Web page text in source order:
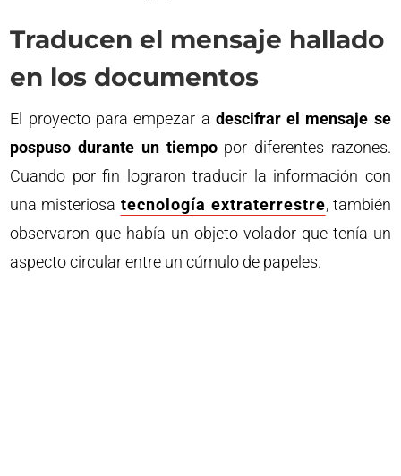
Traducen el mensaje hallado
en los documentos
El proyecto para empezar a descifrar el mensaje se
pospuso durante un tiempopor diferentes razones.
Cuando por fin lograron traducir la información con
una misteriosa tecnología extraterrestre, también
observaron que había un objeto volador que tenía un
aspecto circular entre un cúmulo de papeles.